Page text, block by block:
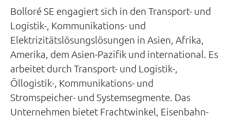
Bolloré SE engagiert sich in den Transport- und
Logistik-, Kommunikations- und
Elektrizitätslösungslösungen in Asien, Afrika,
Amerika, dem Asien-Pazifik und international. Es
arbeitet durch Transport- und Logistik-,
Öllogistik-, Kommunikations- und
Stromspeicher- und Systemsegmente. Das
Unternehmen bietet Frachtwinkel, Eisenbahn-